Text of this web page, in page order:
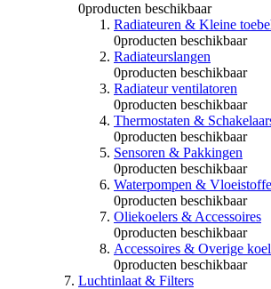
0producten beschikbaar
Radiateuren & Kleine
0producten beschikbaar
Radiateurslangen
0producten beschikbaar
Radiateur ventilatoren
0producten beschikbaar
Thermostaten &
0producten beschikbaar
Sensoren & Pakkingen
0producten beschikbaar
Waterpompen &
0producten beschikbaar
Oliekoelers & Accessoires
0producten beschikbaar
Accessoires & Overige
0producten beschikbaar
Luchtinlaat & Filters